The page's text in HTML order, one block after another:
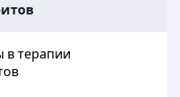
в терапии